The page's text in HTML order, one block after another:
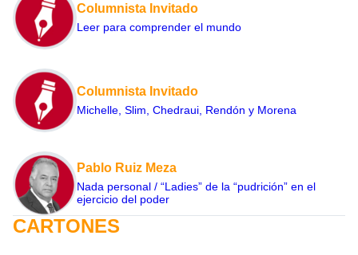
Columnista Invitado
Leer para comprender el mundo
Columnista Invitado
Michelle, Slim, Chedraui, Rendón y Morena
Pablo Ruiz Meza
Nada personal / “Ladies” de la “pudrición” en el
ejercicio del poder
CARTONES